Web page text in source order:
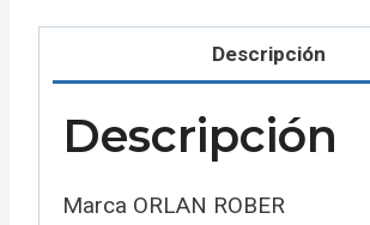
Descripción
Descripción
Marca ORLAN ROBER